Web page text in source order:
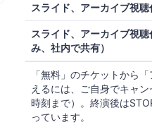
スライド、アーカイブ視聴
スライド、アーカイブ視
み、社内で共有）
「無料」のチケットから
えるには、ご自身でキャ
時刻まで）。終演後は
っています。